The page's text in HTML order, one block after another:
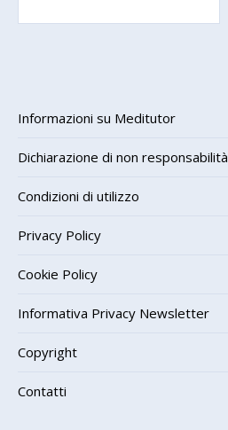
Informazioni su Meditutor
Dichiarazione di non responsabilità
Condizioni di utilizzo
Privacy Policy
Cookie Policy
Informativa Privacy Newsletter
Copyright
Contatti